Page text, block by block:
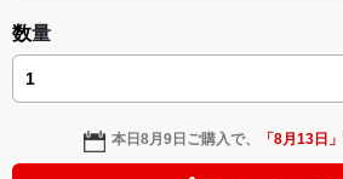
数量
本日8月9日 ご購入で、 「8月13日 」